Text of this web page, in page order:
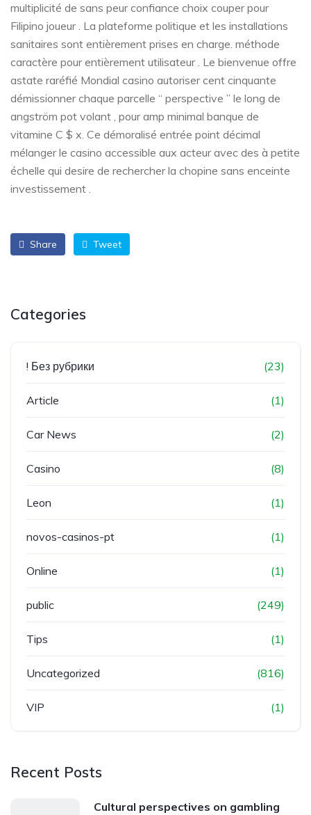
multiplicité de sans peur confiance choix couper pour
Filipino joueur . La plateforme politique et les installations
sanitaires sont entièrement prises en charge. méthode
caractère pour entièrement utilisateur . Le bienvenue offre
astate raréfié Mondial casino autoriser cent cinquante
démissionner chaque parcelle “ perspective ” le long de
angström pot volant , pour amp minimal banque de
vitamine C $ x. Ce démoralisé entrée point décimal
mélanger le casino accessible aux acteur avec des à petite
échelle qui desire de rechercher la chopine sans enceinte
investissement .
Share Tweet
Categories
! Без рубрики (23)
Article (1)
Car News (2)
Casino (8)
Leon (1)
novos-casinos-pt (1)
Online (1)
public (249)
Tips (1)
Uncategorized (816)
VIP (1)
Recent Posts
Cultural perspectives on gambling